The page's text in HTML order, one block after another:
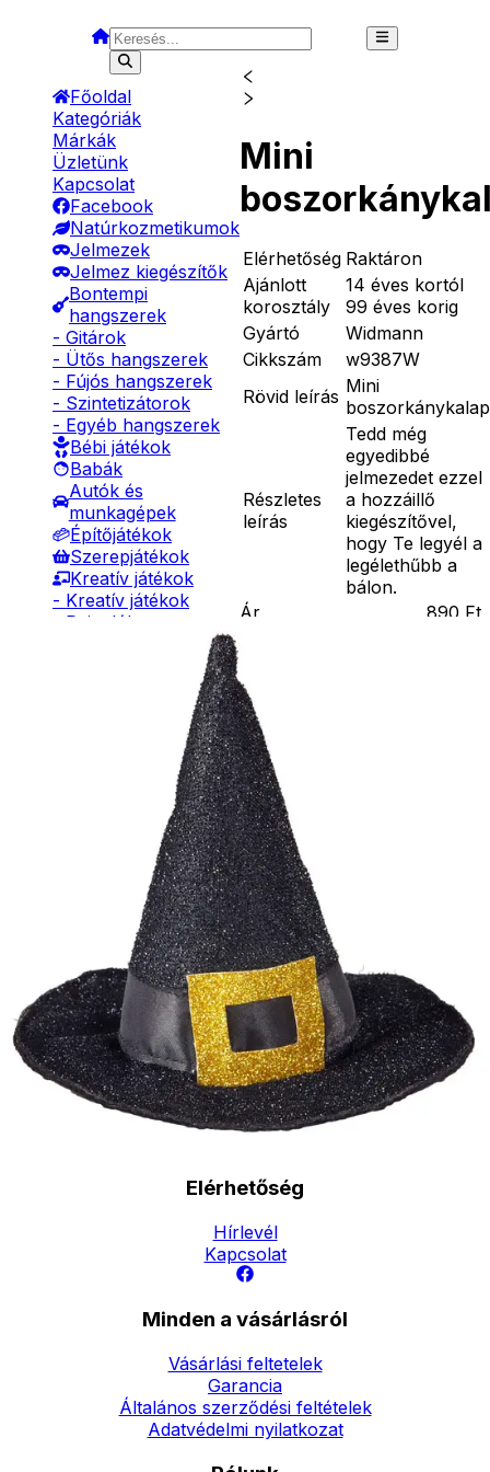
Főoldal
Kategóriák
Márkák
Üzletünk
Kapcsolat
Facebook
Natúrkozmetikumok
Jelmezek
Jelmez kiegészítők
Bontempi
hangszerek
- Gitárok
- Ütős hangszerek
- Fújós hangszerek
- Szintetizátorok
- Egyéb hangszerek
Bébi játékok
Babák
Autók és
munkagépek
Építőjátékok
Szerepjátékok
Kreatív játékok
- Kreatív játékok
- Rajzolók
- Homokozójátékok
- Műanyag hajók
- Hinta, csúszda
- Ütők, dobálók
- Strandcikkek
- Egyéb nyári játékok
Lábbal hajtós
járművek
Téli játékok
Mini
Elérhetőség Raktáron
Ajánlott
korosztály
14 éves kortól
99 éves korig
Gyártó
Widmann
Cikkszám
w9387W
Rövid leírás Mini
boszorkánykalap
Részletes
leírás
Tedd még
egyedibbé
jelmezedet ezzel
a hozzáillő
kiegészítővel,
hogy Te legyél a
legélethűbb a
bálon.
Ár
890 Ft
- Csomagautomata: 1190
forinttól
- Házhozszállítás: 2190
forinttól
- Személyes átvétel:
ingyenesen
Kiegészítő
termékek
Boszorkányseprű
lila
2290Ft
Elérhetőség
Hírlevél
Kapcsolat
Minden a vásárlásról
Vásárlási feltetelek
Garancia
Általános szerződési feltételek
Adatvédelmi nyilatkozat